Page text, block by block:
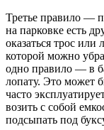
Третье правило —
на парковке есть
оказаться трос
которой можно
одно правило — в
лопату. Это может
часто
возить с собой
подсыпать под